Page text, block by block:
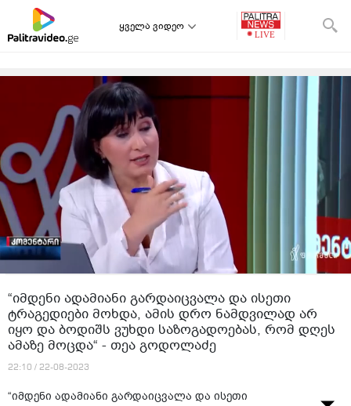
ყველა ვიდეო
“იმდენი ადამიანი გარდაიცვალა და ისეთი
ტრაგედიები მოხდა, ამის დრო ნამდვილად არ
იყო და ბოდიშს ვუხდი საზოგადოებას, რომ დღეს
ამაზე მოცდა“ - თეა გოდოლაძე
22:10 / 22-08-2023
“იმდენი ადამიანი გარდაიცვალა და ისეთი